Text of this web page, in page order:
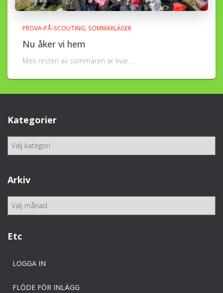
PROVA-PÅ-SCOUTING SOMMARLÄGER
Nu åker vi hem
Men resten av sommaren är kvar….
Kategorier
g
o
i
r
Arkiv
A
iEtc
LOGGA IN
FLÖDE FÖR INLÄGG